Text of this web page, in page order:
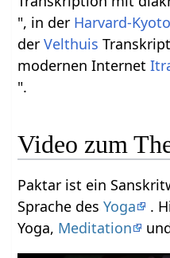
", in der Harvard-Kyoto
derVelthuis
modernen Internet
".
Video zum
Paktar ist ein
Sprache desYoga
.
Yoga, Meditation